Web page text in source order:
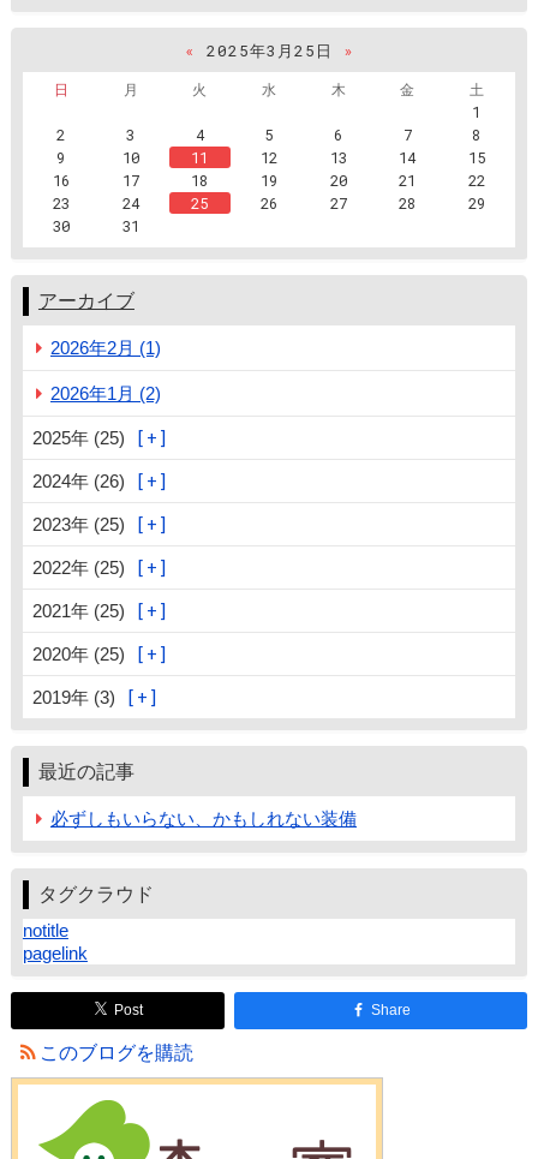
« 2025年3月25日
»
日
月 火 水 木 金
土
1
2
3 4 5 6 7
8
9
10 11 12 13 14
15
16
17 18 19 20 21
22
23
24 25 26 27 28
29
30
31
アーカイブ
2026年2月 (1)
2026年1月 (2)
2025年 (25)
2024年 (26)
2023年 (25)
2022年 (25)
2021年 (25)
2020年 (25)
2019年 (3)
最近の記事
必ずしもいらない、かもしれない装備
タグクラウド
notitle
pagelink
Post Share
このブログを購読